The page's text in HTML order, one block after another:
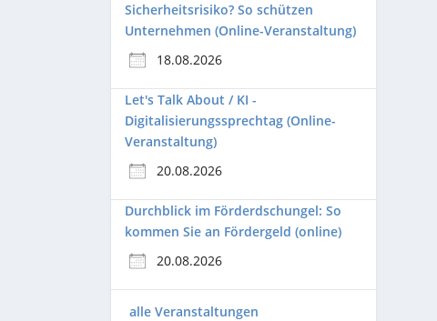
Sicherheitsrisiko? So schützen
Unternehmen (Online-Veranstaltung)
18.08.2026
Let's Talk About / KI -
Digitalisierungssprechtag (Online-
Veranstaltung)
20.08.2026
Durchblick im Förderdschungel: So
kommen Sie an Fördergeld (online)
20.08.2026
alle Veranstaltungen